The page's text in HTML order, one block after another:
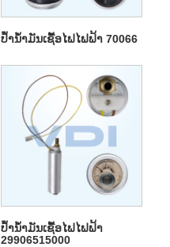
ປ້ໍານ້ໍາມັນເຊື້ອໄຟໄຟຟ້າ 70066
ປ້ໍານ້ໍາມັນເຊື້ອໄຟໄຟຟ້າ
29906515000